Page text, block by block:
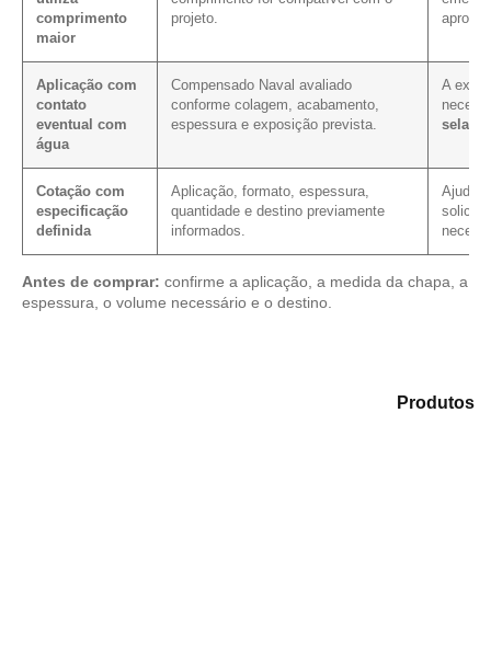
comprimento
maior
projeto.
Aplicação com
contato
eventual com
água
Compensado Naval avaliado
conforme colagem, acabamento,
espessura e exposição prevista.
A
Cotação com
especificação
definida
Aplicação, formato, espessura,
quantidade e destino previamente
informados.
Ajuda
Antes de comprar: confirme a aplicação, a medida da chapa, a
espessura, o volume necessário e o destino.
Produtos